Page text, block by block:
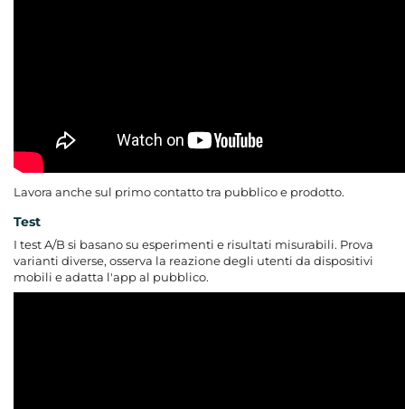
Lavora anche sul primo contatto tra pubblico e prodotto.
Test
I test A/B si basano su esperimenti e risultati misurabili. Prova
varianti diverse, osserva la reazione degli utenti da dispositivi
mobili e adatta l'app al pubblico.